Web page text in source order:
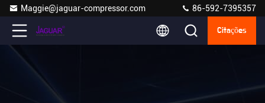
Maggie@jaguar-compressor.com 86-592-7395357
Citações